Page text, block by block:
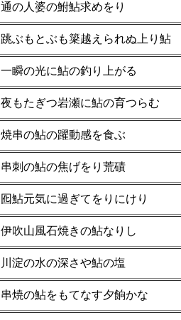
通の人婆の鮒鮎求めをり
跳ぶもとぶも簗越えられぬ上り鮎
一瞬の光に鮎の釣り上がる
夜もたぎつ岩瀬に鮎の育つらむ
焼串の鮎の躍動感を食ぶ
串刺の鮎の焦げをり荒磧
囮鮎元気に過ぎてをりにけり
伊吹山風石焼きの鮎なりし
川淀の水の深さや鮎の塩
串焼の鮎をもてなす夕餉かな